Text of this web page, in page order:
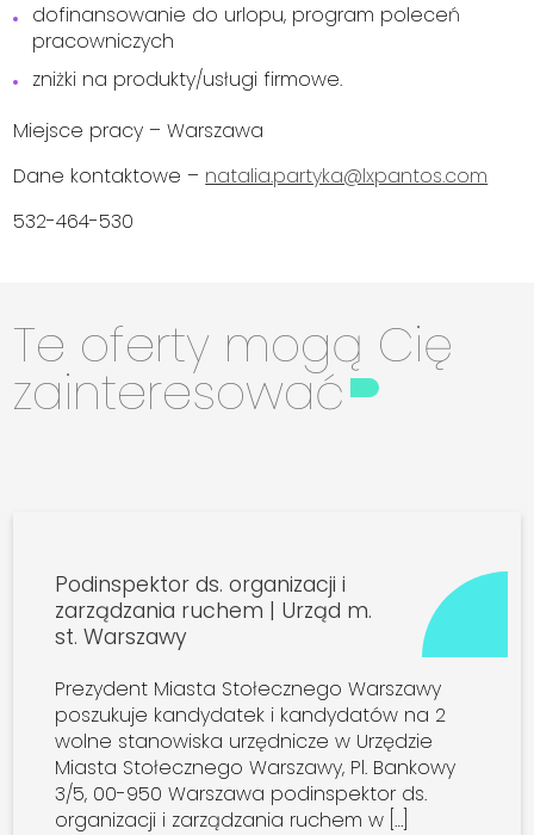
dofinansowanie do urlopu, program poleceń
pracowniczych
zniżki na produkty/usługi firmowe.
Miejsce pracy – Warszawa
Dane kontaktowe – natalia.partyka@lxpantos.com
532-464-530
Te oferty mogą Cię
zainteresować
Podinspektor ds. organizacji i
zarządzania ruchem | Urząd m.
st. Warszawy
Prezydent Miasta Stołecznego Warszawy
poszukuje kandydatek i kandydatów na 2
wolne stanowiska urzędnicze w Urzędzie
Miasta Stołecznego Warszawy, Pl. Bankowy
3/5, 00-950 Warszawa podinspektor ds.
organizacji i zarządzania ruchem w […]